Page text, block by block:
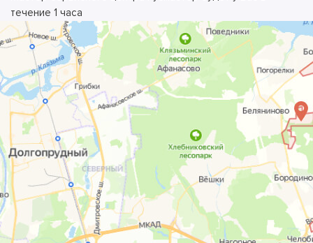
течение 1 часа